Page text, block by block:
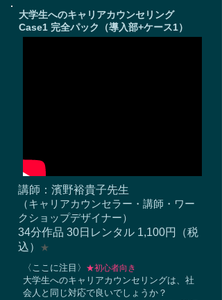
大学生へのキャリアカウンセリング
Case1 完全パック（導入部+ケース1）
講師：濱野裕貴子先生
​（キャリアカウンセラー・講師・ワー
クショップデザイナー）
34分作品 30日レンタル 1,100円（税
込） ★
〈ここに注目〉 ★初心者向き
大学生へのキャリアカウンセリングは、社
会人と同じ対応で良いでしょうか？